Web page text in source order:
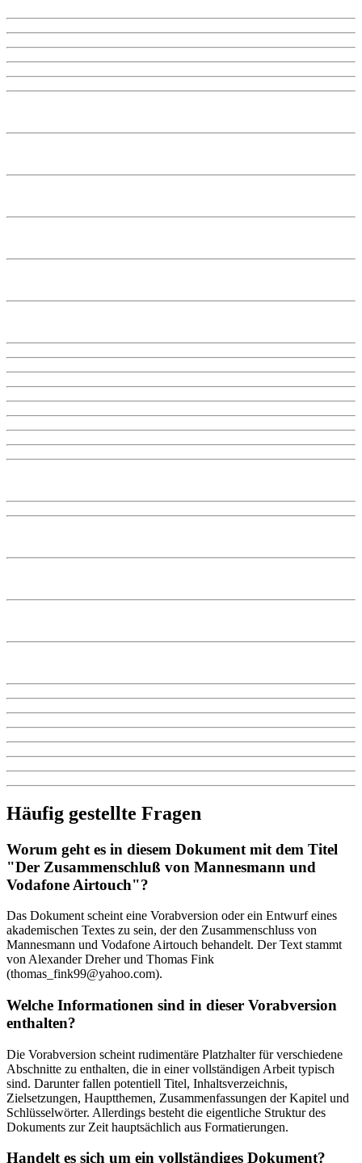
Häufig gestellte Fragen
Worum geht es in diesem Dokument mit dem Titel
"Der Zusammenschluß von Mannesmann und
Vodafone Airtouch"?
Das Dokument scheint eine Vorabversion oder ein Entwurf eines
akademischen Textes zu sein, der den Zusammenschluss von
Mannesmann und Vodafone Airtouch behandelt. Der Text stammt
von Alexander Dreher und Thomas Fink
(thomas_fink99@yahoo.com).
Welche Informationen sind in dieser Vorabversion
enthalten?
Die Vorabversion scheint rudimentäre Platzhalter für verschiedene
Abschnitte zu enthalten, die in einer vollständigen Arbeit typisch
sind. Darunter fallen potentiell Titel, Inhaltsverzeichnis,
Zielsetzungen, Hauptthemen, Zusammenfassungen der Kapitel und
Schlüsselwörter. Allerdings besteht die eigentliche Struktur des
Dokuments zur Zeit hauptsächlich aus Formatierungen.
Handelt es sich um ein vollständiges Dokument?